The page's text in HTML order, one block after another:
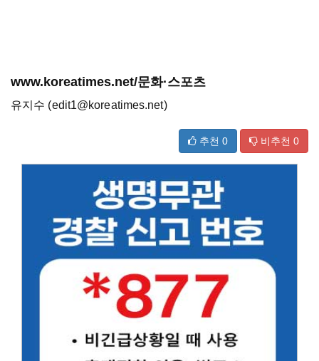
www.koreatimes.net/문화·스포츠
유지수 (edit1@koreatimes.net)
추천 0 비추천 0